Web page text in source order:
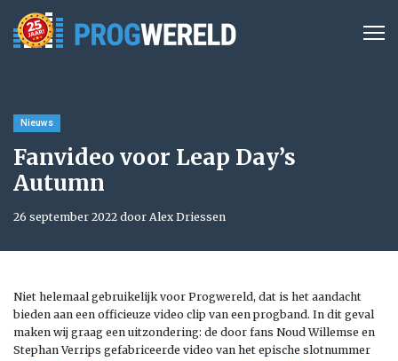
Nieuws
Fanvideo voor Leap Day’s
Autumn
26 september 2022 door Alex Driessen
Niet helemaal gebruikelijk voor Progwereld, dat is het aandacht
bieden aan een officieuze video clip van een progband. In dit geval
maken wij graag een uitzondering: de door fans Noud Willemse en
Stephan Verrips gefabriceerde video van het epische slotnummer